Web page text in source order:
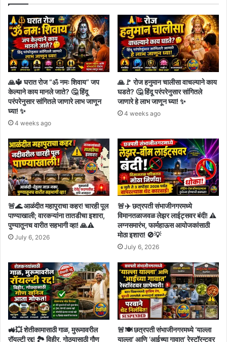
🙏🔱 घरात रोज “ॐ नमः शिवाय” जप
केल्याने काय मानले जाते? 🤔 हिंदू
परंपरेनुसार सांगितले जाणारे लाभ जाणून
घ्या! ✨
4 weeks ago
🙏🚩 रोज हनुमान चालीसा वाचल्याने काय
घडते? 🤔 हिंदू परंपरेनुसार सांगितले
जाणारे हे लाभ जाणून घ्या! ✨
4 weeks ago
🚨🌊 आळंदीत महापुराचा कहर! चारही पूल
पाण्याखाली; वारकऱ्यांना तातडीचा इशारा,
पुण्यातूनच वारीत सहभागी व्हा! 🙏⚠️
July 6, 2026
🚨✈️ छत्रपती संभाजीनगरमध्ये
विमानतळाजवळ लेझर लाईट्सवर बंदी! ⚠️
लग्नसमारंभ, फार्महाऊस आयोजकांसाठी
मोठा इशारा! 🚫💡
July 6, 2026
🚜💥 शेतीकामासाठी गाळ, मुरूमावरील
रॉयल्टी रद्द! 🏞️ विहीर, गोठ्यासाठी गौण
🚨🍽️ छत्रपती संभाजीनगरमध्ये ‘याल्ला
याल्ला’ आणि ‘आईच्या गावात’ रेस्टॉरन्टवर